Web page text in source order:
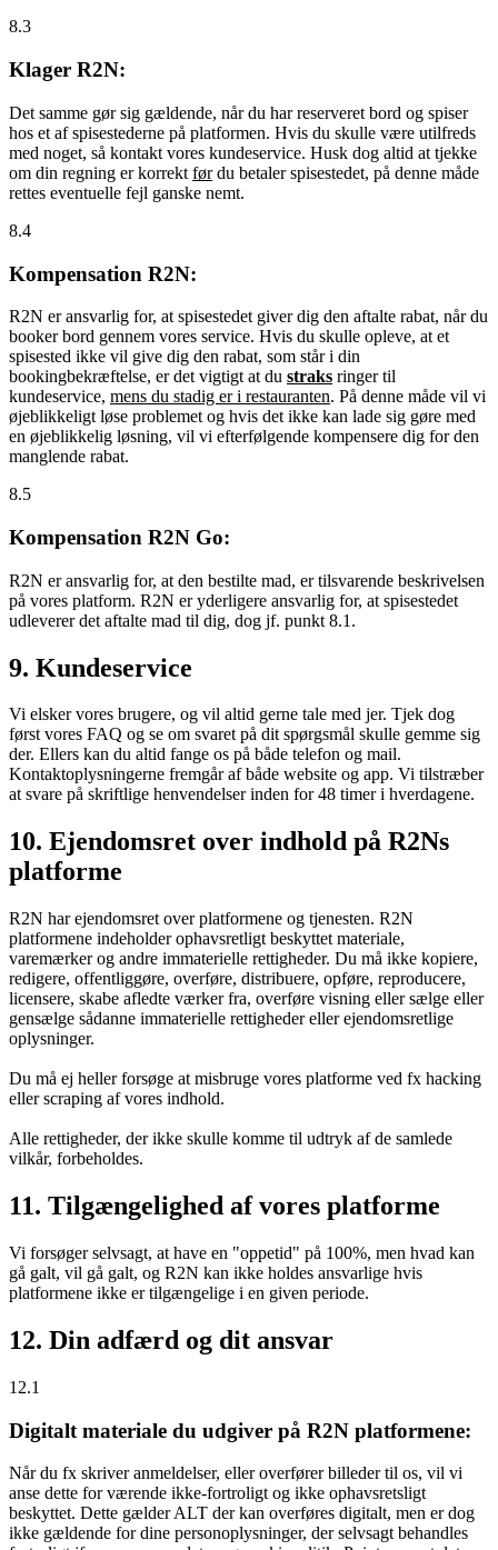
8.3
Klager R2N:
Det samme gør sig gældende, når du har reserveret bord og spiser
hos et af spisestederne på platformen. Hvis du skulle være utilfreds
med noget, så kontakt vores kundeservice. Husk dog altid at tjekke
om din regning er korrekt førdu betaler spisestedet, på denne måde
rettes eventuelle fejl ganske nemt.
8.4
Kompensation R2N:
R2N er ansvarlig for, at spisestedet giver dig den aftalte rabat, når du
booker bord gennem vores service. Hvis du skulle opleve, at et
spisested ikke vil give dig den rabat, som står i din
bookingbekræftelse, er det vigtigt at du straks ringer til
kundeservice, mens du stadig er i restauranten. På denne måde vil vi
øjeblikkeligt løse problemet og hvis det ikke kan lade sig gøre med
en øjeblikkelig løsning, vil vi efterfølgende kompensere dig for den
manglende rabat.
8.5
Kompensation R2N Go:
R2N er ansvarlig for, at den bestilte mad, er tilsvarende beskrivelsen
på vores platform. R2N er yderligere ansvarlig for, at spisestedet
udleverer det aftalte mad til dig, dog jf. punkt 8.1.
9. Kundeservice
Vi elsker vores brugere, og vil altid gerne tale med jer. Tjek dog
først vores FAQ og se om svaret på dit spørgsmål skulle gemme sig
der. Ellers kan du altid fange os på både telefon og mail.
Kontaktoplysningerne fremgår af både website og app. Vi tilstræber
at svare på skriftlige henvendelser inden for 48 timer i hverdagene.
10. Ejendomsret over indhold på R2Ns
platforme
R2N har ejendomsret over platformene og tjenesten. R2N
platformene indeholder ophavsretligt beskyttet materiale,
varemærker og andre immaterielle rettigheder. Du må ikke kopiere,
redigere, offentliggøre, overføre, distribuere, opføre, reproducere,
licensere, skabe afledte værker fra, overføre visning eller sælge eller
gensælge sådanne immaterielle rettigheder eller ejendomsretlige
oplysninger.
Du må ej heller forsøge at misbruge vores platforme ved fx hacking
eller scraping af vores indhold.
Alle rettigheder, der ikke skulle komme til udtryk af de samlede
vilkår, forbeholdes.
11. Tilgængelighed af vores platforme
Vi forsøger selvsagt, at have en "oppetid" på 100%, men hvad kan
gå galt, vil gå galt, og R2N kan ikke holdes ansvarlige hvis
platformene ikke er tilgængelige i en given periode.
12. Din adfærd og dit ansvar
12.1
Digitalt materiale du udgiver på R2N platformene:
Når du fx skriver anmeldelser, eller overfører billeder til os, vil vi
anse dette for værende ikke-fortroligt og ikke ophavsretsligt
beskyttet. Dette gælder ALT der kan overføres digitalt, men er dog
ikke gældende for dine personoplysninger, der selvsagt behandles